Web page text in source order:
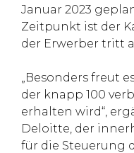
Januar 2023
Zeitpunkt ist der
der Erwerber tritt
„Besonders freut
der knapp 100
erhalten wird“,
Deloitte, der
für die Steuerung